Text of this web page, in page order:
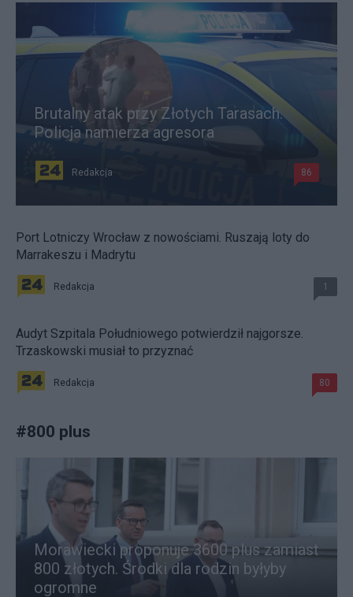
Brutalny atak przy Złotych Tarasach.
Policja namierza agresora
Redakcja 86
Port Lotniczy Wrocław z nowościami. Ruszają loty do
Marrakeszu i Madrytu
Redakcja 1
Audyt Szpitala Południowego potwierdził najgorsze.
Trzaskowski musiał to przyznać
Redakcja 80
#800 plus
Morawiecki proponuje 3600 plus zamiast
800 złotych. Środki dla rodzin byłyby
ogromne